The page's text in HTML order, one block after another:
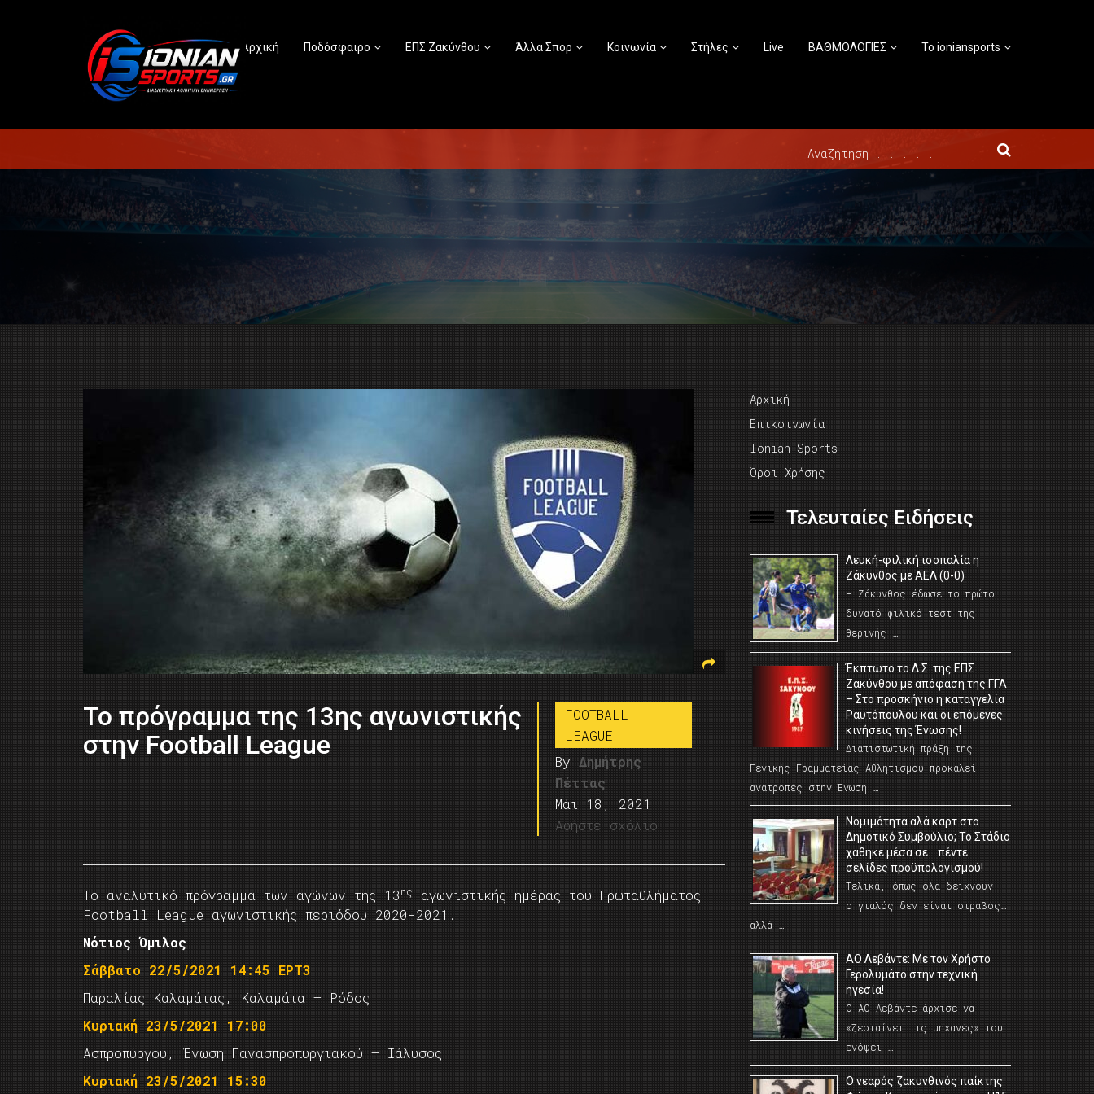
Αρχική Ποδόσφαιρο ΕΠΣ Ζακύνθου Άλλα Σπορ Κοινωνία Στήλες Live ΒΑΘΜΟΛΟΓΙΕΣ Το ioniansports
To πρόγραμμα της 13ης αγωνιστικής
στην Football League
FOOTBALL
LEAGUE
By Δημήτρης
Πέττας
Μάι 18, 2021
Αφήστε σχόλιο
Το αναλυτικό πρόγραμμα των αγώνων της 13ης
αγωνιστικής ημέρας του Πρωταθλήματος
Football League αγωνιστικής περιόδου 2020-2021.
Νότιος Όμιλος
Σάββατο 22/5/2021 14:45 ΕΡΤ3
Παραλίας Καλαμάτας, Καλαμάτα – Ρόδος
Κυριακή 23/5/2021 17:00
Ασπροπύργου, Ένωση Πανασπροπυργιακού – Ιάλυσος
Κυριακή 23/5/2021 15:30
Αρχική
Επικοινωνία
Ionian Sports
Όροι Χρήσης
Τελευταίες Ειδήσεις
Λευκή-φιλική ισοπαλία η
Ζάκυνθος με ΑΕΛ (0-0)
Η Ζάκυνθος έδωσε το πρώτο
δυνατό φιλικό τεστ της
θερινής …
Έκπτωτο το Δ.Σ. της ΕΠΣ
Ζακύνθου με απόφαση της ΓΓΑ
– Στο προσκήνιο η καταγγελία
Ραυτόπουλου και οι επόμενες
κινήσεις της Ένωσης!
Διαπιστωτική πράξη της
Γενικής Γραμματείας Αθλητισμού προκαλεί
ανατροπές στην Ένωση …
Νομιμότητα αλά καρτ στο
Δημοτικό Συμβούλιο; Το Στάδιο
χάθηκε μέσα σε… πέντε
σελίδες προϋπολογισμού!
Τελικά, όπως όλα δείχνουν,
ο γιαλός δεν είναι στραβός…
αλλά …
ΑΟ Λεβάντε: Με τον Χρήστο
Γερολυμάτο στην τεχνική
ηγεσία!
Ο ΑΟ Λεβάντε άρχισε να
«ζεσταίνει τις μηχανές» του
ενόψει …
O νεαρός ζακυνθινός παίκτης